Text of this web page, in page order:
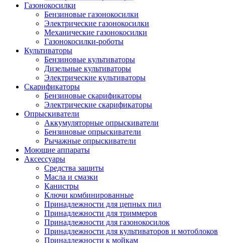
Газонокосилки
Бензиновые газонокосилки
Электрические газонокосилки
Механические газонокосилки
Газонокосилки-роботы
Культиваторы
Бензиновые культиваторы
Дизельные культиваторы
Электрические культиваторы
Скарификаторы
Бензиновые скарификаторы
Электрические скарификаторы
Опрыскиватели
Аккумуляторные опрыскиватели
Бензиновые опрыскиватели
Рычажные опрыскиватели
Моющие аппараты
Аксессуары
Средства защиты
Масла и смазки
Канистры
Ключи комбинированные
Принадлежности для цепных пил
Принадлежности для триммеров
Принадлежности для газонокосилок
Принадлежности для культиваторов и мотоблоков
Принадлежности к мойкам